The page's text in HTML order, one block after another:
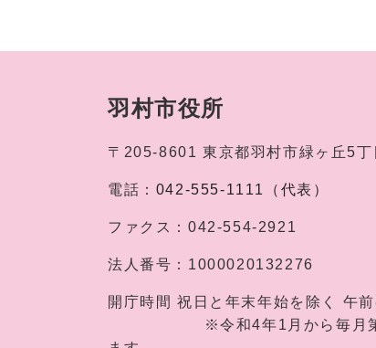
羽村市役所
〒205-8601 東京都羽村市緑ヶ丘5丁
電話： 042-555-1111（代表）
ファクス： 042-554-2921
法人番号： 1000020132276
開庁時間 祝日と年末年始を除く 午
※令和4年1月から毎月第2・第4